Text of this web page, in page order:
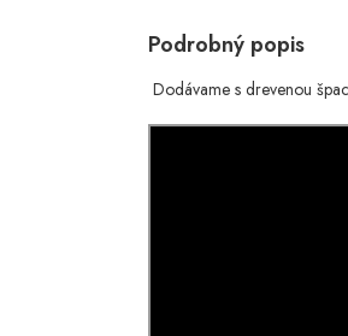
Podrobný popis
Dodávame s drevenou